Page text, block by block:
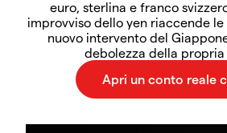
euro, sterlina e franco
improvviso dello yen riaccende le
nuovo intervento del
debolezza della propria